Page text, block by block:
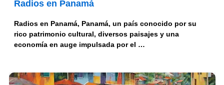
Radios en Panamá
Radios en Panamá, Panamá, un país conocido por su
rico patrimonio cultural, diversos paisajes y una
economía en auge impulsada por el …